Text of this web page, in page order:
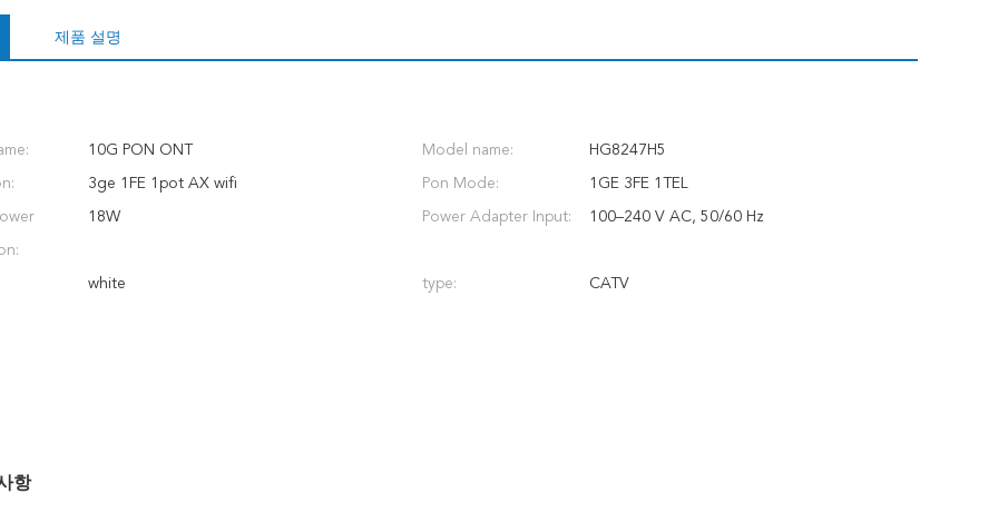
제품 설명
10G PON ONT Model name: HG8247H5
3ge 1FE 1pot AX wifi Pon Mode: 1GE 3FE 1TEL
18W Power Adapter Input: 100–240 V AC, 50/60 Hz
white type: CATV
항